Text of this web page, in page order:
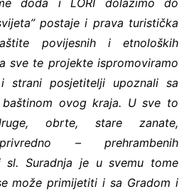
doda i LORI dolazimo do
postaje i prava turistička
povijesnih i etnoloških
sve te projekte ispromoviramo
posjetitelji upoznali sa
ovog kraja. U sve to
obrte, stare zanate,
– prehrambenih
sl. Suradnja je u svemu tome
može primijetiti i sa Gradom i